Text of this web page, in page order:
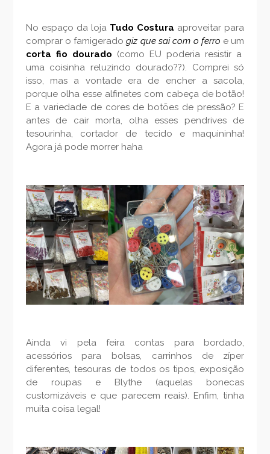
No espaço da loja Tudo Costura aproveitar para
comprar o famigerado giz que sai com o ferro e um
corta fio dourado (como EU poderia resistir a
uma coisinha reluzindo dourado??). Comprei só
isso, mas a vontade era de encher a sacola,
porque olha esse alfinetes com cabeça de botão!
E a variedade de cores de botões de pressão? E
antes de cair morta, olha esses pendrives de
tesourinha, cortador de tecido e maquininha!
Agora já pode morrer haha
Ainda vi pela feira contas para bordado,
acessórios para bolsas, carrinhos de zíper
diferentes, tesouras de todos os tipos, exposição
de roupas e Blythe (aquelas bonecas
customizáveis e que parecem reais). Enfim, tinha
muita coisa legal!